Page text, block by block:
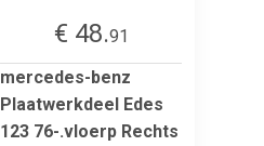
€ 48.91
mercedes-benz
Plaatwerkdeel Edes
123 76-.vloerp Rechts